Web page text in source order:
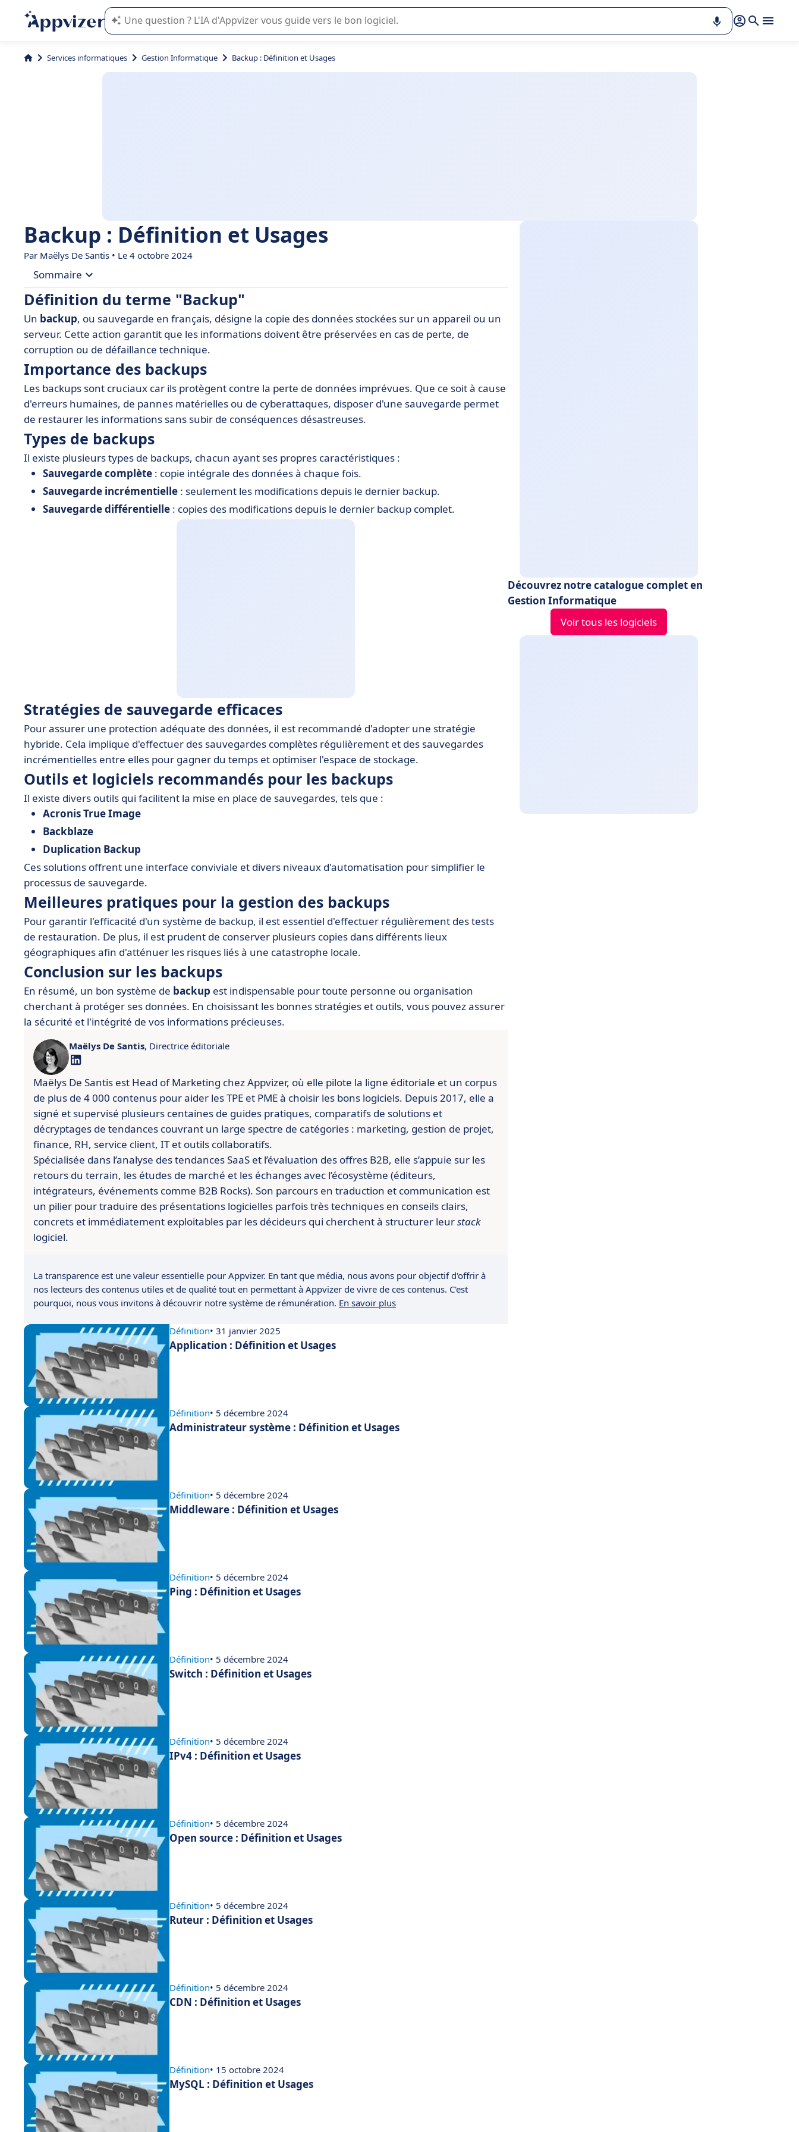
L'IA de Appvizer vous guide dans l'utilisation ou la sélection de logiciel SaaS en entreprise.
Services informatiques Gestion Informatique Backup : Définition et Usages
Backup : Définition et Usages
Par Maëlys De Santis • Le 4 octobre 2024
Sommaire
• Définition du terme "Backup"
• Importance des backups
• Types de backups
• Stratégies de sauvegarde efficaces
• Outils et logiciels recommandés pour les backups
• Meilleures pratiques pour la gestion des backups
Définition du terme "Backup"
Un backup, ou sauvegarde en français, désigne la copie des données stockées sur un appareil ou un
serveur. Cette action garantit que les informations doivent être préservées en cas de perte, de
corruption ou de défaillance technique.
Importance des backups
Les backups sont cruciaux car ils protègent contre la perte de données imprévues. Que ce soit à cause
d'erreurs humaines, de pannes matérielles ou de cyberattaques, disposer d'une sauvegarde permet
de restaurer les informations sans subir de conséquences désastreuses.
Types de backups
Il existe plusieurs types de backups, chacun ayant ses propres caractéristiques :
Sauvegarde complète : copie intégrale des données à chaque fois.
Sauvegarde incrémentielle : seulement les modifications depuis le dernier backup.
Sauvegarde différentielle : copies des modifications depuis le dernier backup complet.
Stratégies de sauvegarde efficaces
Pour assurer une protection adéquate des données, il est recommandé d'adopter une stratégie
hybride. Cela implique d'effectuer des sauvegardes complètes régulièrement et des sauvegardes
incrémentielles entre elles pour gagner du temps et optimiser l'espace de stockage.
Outils et logiciels recommandés pour les backups
Il existe divers outils qui facilitent la mise en place de sauvegardes, tels que :
Acronis True Image
Backblaze
Duplication Backup
Ces solutions offrent une interface conviviale et divers niveaux d'automatisation pour simplifier le
processus de sauvegarde.
Meilleures pratiques pour la gestion des backups
Pour garantir l'efficacité d'un système de backup, il est essentiel d'effectuer régulièrement des tests
de restauration. De plus, il est prudent de conserver plusieurs copies dans différents lieux
géographiques afin d'atténuer les risques liés à une catastrophe locale.
Conclusion sur les backups
En résumé, un bon système de backup est indispensable pour toute personne ou organisation
cherchant à protéger ses données. En choisissant les bonnes stratégies et outils, vous pouvez assurer
la sécurité et l'intégrité de vos informations précieuses.
Maëlys De Santis, Directrice éditoriale
Maëlys De Santis est Head of Marketing chez Appvizer, où elle pilote la ligne éditoriale et un corpus
de plus de 4 000 contenus pour aider les TPE et PME à choisir les bons logiciels. Depuis 2017, elle a
signé et supervisé plusieurs centaines de guides pratiques, comparatifs de solutions et
décryptages de tendances couvrant un large spectre de catégories : marketing, gestion de projet,
finance, RH, service client, IT et outils collaboratifs.
Spécialisée dans l’analyse des tendances SaaS et l’évaluation des offres B2B, elle s’appuie sur les
retours du terrain, les études de marché et les échanges avec l’écosystème (éditeurs,
intégrateurs, événements comme B2B Rocks). Son parcours en traduction et communication est
un pilier pour traduire des présentations logicielles parfois très techniques en conseils clairs,
concrets et immédiatement exploitables par les décideurs qui cherchent à structurer leurstack
logiciel.
La transparence est une valeur essentielle pour Appvizer. En tant que média, nous avons pour objectif d'offrir à
nos lecteurs des contenus utiles et de qualité tout en permettant à Appvizer de vivre de ces contenus. C'est
pourquoi, nous vous invitons à découvrir notre système de rémunération. En savoir plus
Découvrez notre catalogue complet en
Gestion Informatique
Voir tous les logiciels
Définition• 31 janvier 2025
Application : Définition et Usages
Définition• 5 décembre 2024
Administrateur système : Définition et Usages
Définition• 5 décembre 2024
Middleware : Définition et Usages
Définition• 5 décembre 2024
Ping : Définition et Usages
Définition• 5 décembre 2024
Switch : Définition et Usages
Définition• 5 décembre 2024
IPv4 : Définition et Usages
Définition• 5 décembre 2024
Open source : Définition et Usages
Définition• 5 décembre 2024
Ruteur : Définition et Usages
Définition• 5 décembre 2024
CDN : Définition et Usages
Définition• 15 octobre 2024
MySQL : Définition et Usages